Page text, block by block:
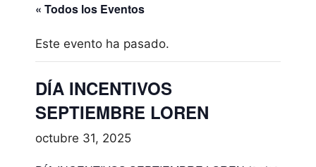
« Todos los Eventos
Este evento ha pasado.
DÍA INCENTIVOS
SEPTIEMBRE LOREN
octubre 31, 2025